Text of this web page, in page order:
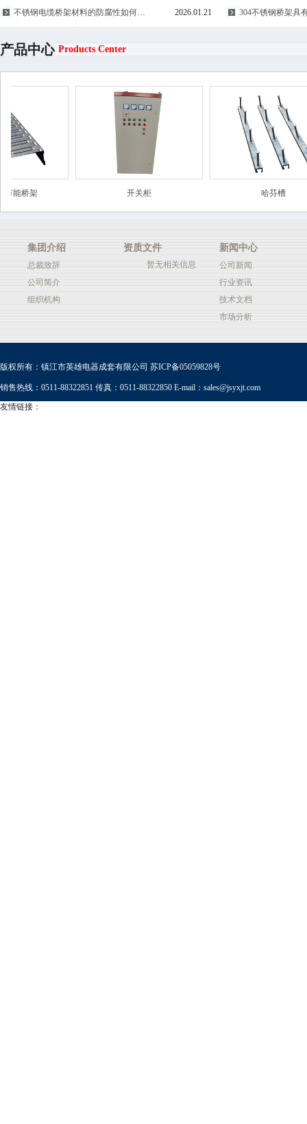
不锈钢电缆桥架材料的防腐性如何…
2026.01.21 304不锈钢桥架具
产品中心 Products Center
架 开关柜 哈芬槽
集团介绍
总裁致辞
公司简介
组织机构
资质文件
暂无相关信息
新闻中心
公司新闻
行业资讯
技术文档
市场分析
版权所有：镇江市英雄电器成套有限公司 苏ICP备05059828号
销售热线：0511-88322851 传真：0511-88322850 E-mail： sales@jsyxjt.com
友情链接：